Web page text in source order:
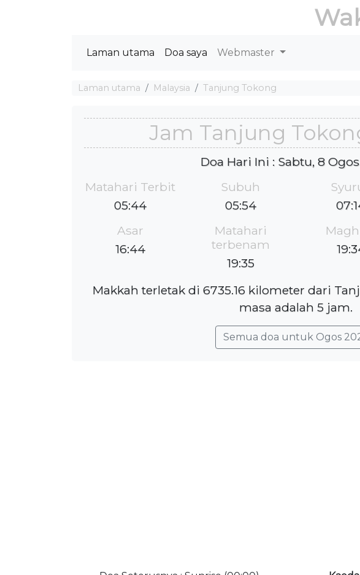
Laman utama Doa saya Webmaster
Laman utama Malaysia Tanjung Tokong
Jam Tanjung
Doa Hari Ini : Sabtu, 8
Matahari Terbit
05:44
Subuh
05:54
Asar
16:44
Matahari
terbenam
19:35
Makkah terletak di 6735.16 kilometer dari
masa adalah 5 jam.
Semua doa untuk Ogos